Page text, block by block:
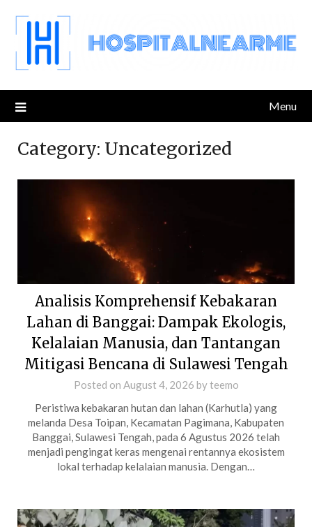
content
Menu
Category: Uncategorized
Analisis Komprehensif Kebakaran
Lahan di Banggai: Dampak Ekologis,
Kelalaian Manusia, dan Tantangan
Mitigasi Bencana di Sulawesi Tengah
Posted on August 4, 2026 byteemo
Peristiwa kebakaran hutan dan lahan (Karhutla) yang
melanda Desa Toipan, Kecamatan Pagimana, Kabupaten
Banggai, Sulawesi Tengah, pada 6 Agustus 2026 telah
menjadi pengingat keras mengenai rentannya ekosistem
lokal terhadap kelalaian manusia. Dengan…